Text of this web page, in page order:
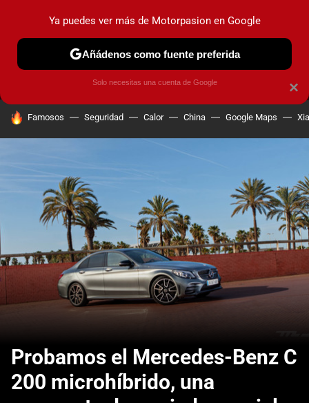
MENÚ NUEVO
COCHES ELÉCTRICOS OBSERVATORIO
HOY SE HABLA DE
Famosos Seguridad Calor China Google Maps
Probamos el Mercedes-Benz C
200 microhíbrido, una
×
Ya puedes ver más de Motorpasion en Google
Añádenos como fuente preferida
Solo necesitas una cuenta de Google